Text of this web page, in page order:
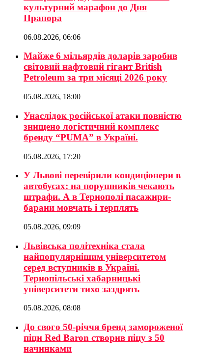
культурний марафон до Дня
Прапора
06.08.2026, 06:06
Майже 6 мільярдів доларів заробив
світовий нафтовий гігант British
Petroleum за три місяці 2026 року
05.08.2026, 18:00
Унаслідок російської атаки повністю
знищено логістичний комплекс
бренду “PUMA” в Україні.
05.08.2026, 17:20
У Львові перевірили кондиціонери в
автобусах: на порушників чекають
штрафи. А в Тернополі пасажири-
барани мовчать і терплять
05.08.2026, 09:09
Львівська політехніка стала
найпопулярнішим університетом
серед вступників в Україні.
Тернопільські хабарницькі
університети тихо заздрять
05.08.2026, 08:08
До свого 50-річчя бренд замороженої
піци Red Baron створив піцу з 50
начинками